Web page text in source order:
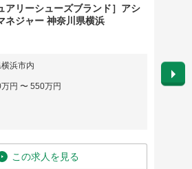
アリーシューズブランド］アシ
ネジャー 神奈川県横浜
浜市内
円 〜 550万円
この求人を見る
勤務
英語
給 与